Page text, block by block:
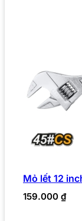
Mỏ lết 12
159.000 ₫